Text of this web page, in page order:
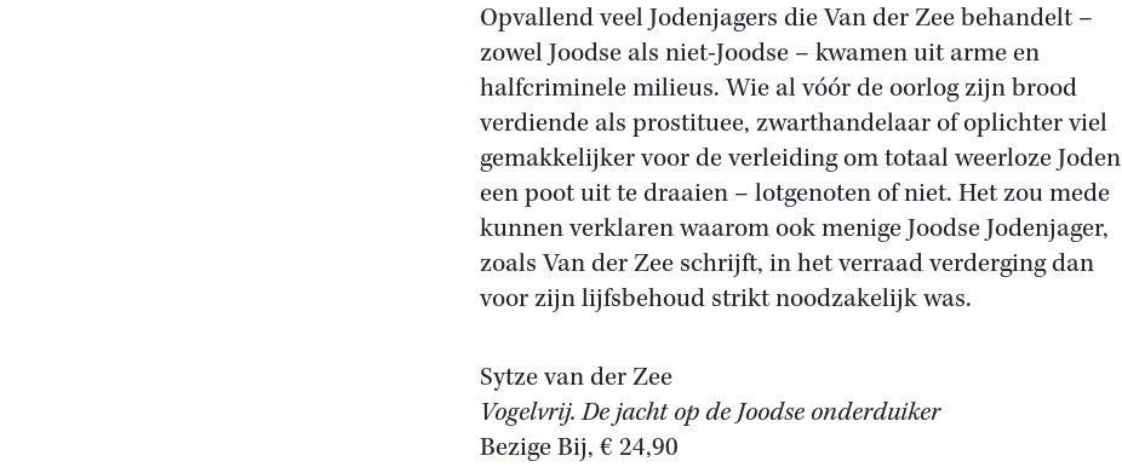
Opvallend veel Jodenjagers die Van der Zee behandelt –
zowel Joodse als niet-Joodse – kwamen uit arme en
halfcriminele milieus. Wie al vóór de oorlog zijn brood
verdiende als prostituee, zwarthandelaar of oplichter viel
gemakkelijker voor de verleiding om totaal weerloze Joden
een poot uit te draaien – lotgenoten of niet. Het zou mede
kunnen verklaren waarom ook menige Joodse Jodenjager,
zoals Van der Zee schrijft, in het verraad verderging dan
voor zijn lijfsbehoud strikt noodzakelijk was.
Sytze van der Zee
Vogelvrij. De jacht op de Joodse onderduiker
Bezige Bij, € 24,90